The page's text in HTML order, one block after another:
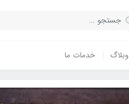
وبلاگ خدمات ما